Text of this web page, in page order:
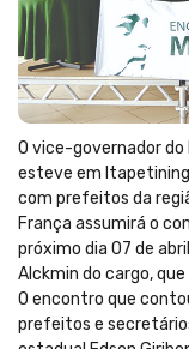
O vice-governador do
esteve em
com prefeitos da
França assumirá o
próximo dia 07 de
Alckmin do cargo,
O encontro que
prefeitos e